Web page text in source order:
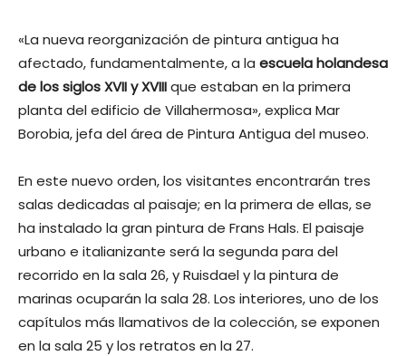
«La nueva reorganización de pintura antigua ha
afectado, fundamentalmente, a la escuela holandesa
de los siglos XVII y XVIIIque estaban en la primera
planta del edificio de Villahermosa», explica Mar
Borobia, jefa del área de Pintura Antigua del museo.
En este nuevo orden, los visitantes encontrarán tres
salas dedicadas al paisaje; en la primera de ellas, se
ha instalado la gran pintura de Frans Hals. El paisaje
urbano e italianizante será la segunda para del
recorrido en la sala 26, y Ruisdael y la pintura de
marinas ocuparán la sala 28. Los interiores, uno de los
capítulos más llamativos de la colección, se exponen
en la sala 25 y los retratos en la 27.